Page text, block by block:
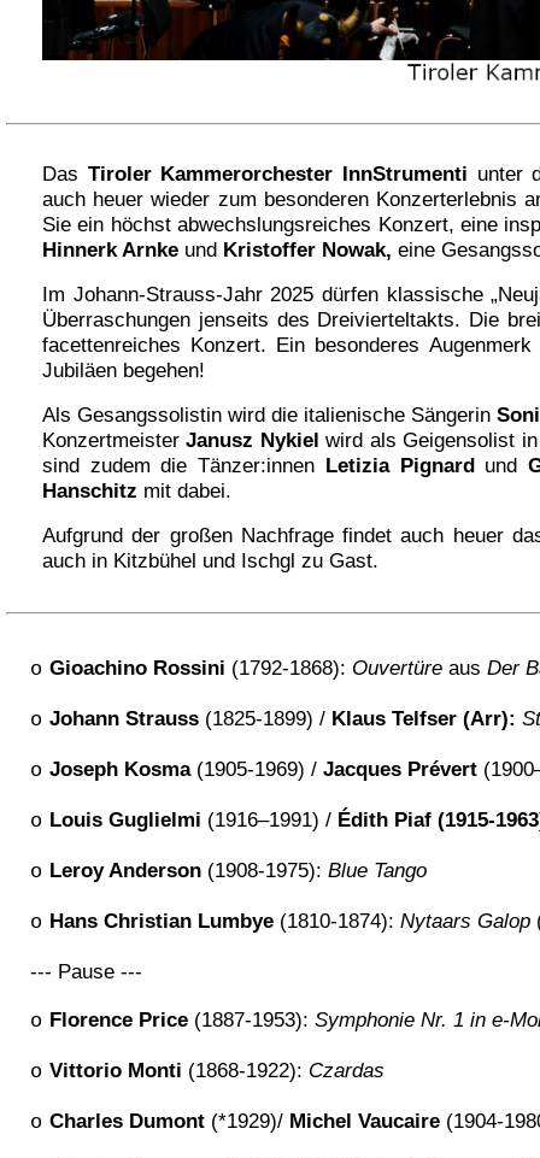
Das Tiroler Kammerorchester InnStrumenti unter
auch heuer wieder zum besonderen Konzerterlebnis
Sie ein höchst abwechslungsreiches Konzert, eine
Hinnerk Arnke und Kristoffer Nowak, eine
Im Johann-Strauss-Jahr 2025 dürfen klassische
Überraschungen jenseits des Dreivierteltakts. Die
facettenreiches Konzert. Ein besonderes
Jubiläen begehen!
Als Gesangssolistin wird die italienische Sängerin
KonzertmeisterJanusz Nykiel wird als Geigensolist
sind zudem die Tänzer:innen Letizia Pignardund
Hanschitz mit dabei.
Aufgrund der großen Nachfrage findet auch heuer
auch in Kitzbühel und Ischgl zu Gast.
o Gioachino Rossini (1792-1868): Ouvertüre aus Der
o Johann Strauss (1825-1899) / Klaus Telfser (Arr):
o Joseph Kosma (1905-1969) / Jacques Prévert
o Louis Guglielmi (1916–1991) / Édith Piaf (1915-
o Leroy Anderson (1908-1975): Blue Tango
o Hans Christian Lumbye (1810-1874): Nytaars Galop
--- Pause ---
o Florence Price (1887-1953): Symphonie Nr. 1 in e-
o Vittorio Monti (1868-1922): Czardas
o Charles Dumont (*1929)/ Michel Vaucaire (1904-